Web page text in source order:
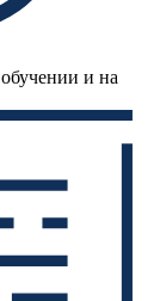
и на